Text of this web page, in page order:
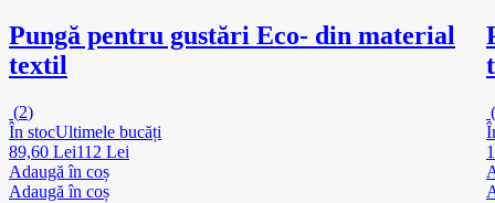
Pungă pentru gustări Eco- din material
textil
(2)
În stocUltimele bucăți
89,60 Lei112 Lei
Adaugă în coș
Adaugă în coș
(